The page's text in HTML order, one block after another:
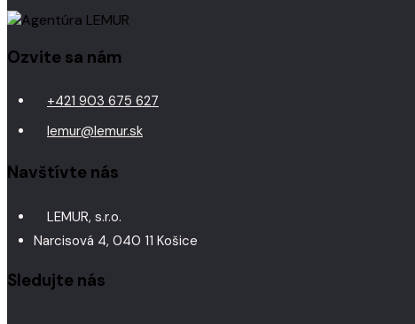
Ozvite sa nám
+421 903 675 627
lemur@lemur.sk
Navštívte nás
LEMUR, s.r.o.
Narcisová 4, 040 11 Košice
Sledujte nás